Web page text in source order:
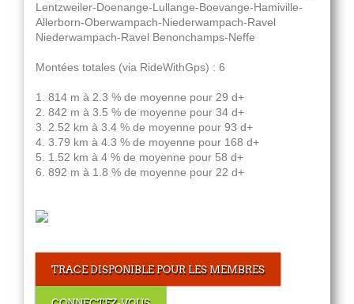
Lentzweiler-Doenange-Lullange-Boevange-Hamiville-
Allerborn-Oberwampach-Niederwampach-Ravel
Niederwampach-Ravel Benonchamps-Neffe
Montées totales (via RideWithGps) : 6
1. 814 m à 2.3 % de moyenne pour 29 d+
2. 842 m à 3.5 % de moyenne pour 34 d+
3. 2.52 km à 3.4 % de moyenne pour 93 d+
4. 3.79 km à 4.3 % de moyenne pour 168 d+
5. 1.52 km à 4 % de moyenne pour 58 d+
6. 892 m à 1.8 % de moyenne pour 22 d+
TRACE DISPONIBLE POUR LES MEMBRES